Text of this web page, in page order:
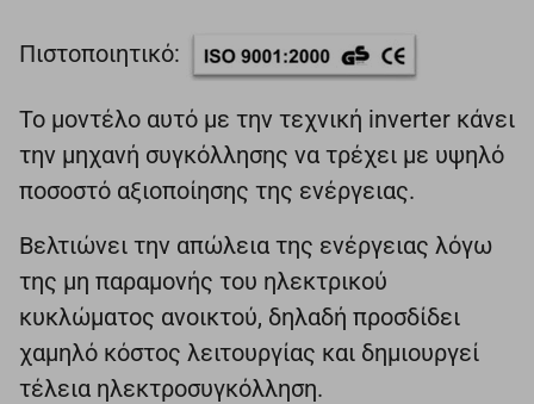
Πιστοποιητικό:
Το μοντέλο αυτό με την τεχνική inverter κάνει
την μηχανή συγκόλλησης να τρέχει με υψηλό
ποσοστό αξιοποίησης της ενέργειας.
Βελτιώνει την απώλεια της ενέργειας λόγω
της μη παραμονής του ηλεκτρικού
κυκλώματος ανοικτού, δηλαδή προσδίδει
χαμηλό κόστος λειτουργίας και δημιουργεί
τέλεια ηλεκτροσυγκόλληση.